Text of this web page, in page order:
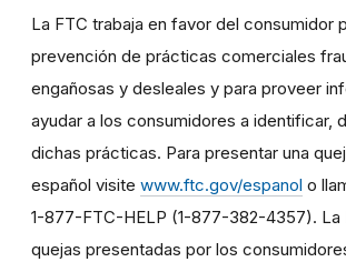
La FTC trabaja en favor del consumidor
prevención de prácticas comerciales
engañosas y desleales y para proveer
ayudar a los consumidores a identificar,
dichas prácticas. Para presentar una
español visite www.ftc.gov/espanol o
1-877-FTC-HELP (1-877-382-4357). La
quejas presentadas por los